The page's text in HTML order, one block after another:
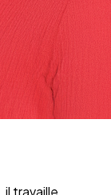
, il travaille